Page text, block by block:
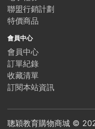
聯盟行銷計劃
特價商品
會員中心
會員中心
訂單紀錄
收藏清單
訂閱本站資訊
聰穎教育購物商城 ©